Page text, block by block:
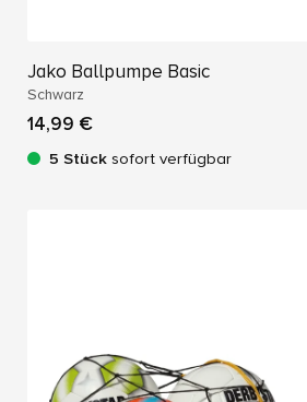
Jako Ballpumpe Basic
Schwarz
14,99 €
5 Stück sofort verfügbar